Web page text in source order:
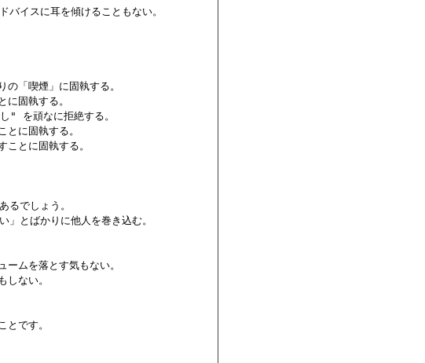
イスに耳を傾けることもない。
「喫煙」に固執する。
固執する。
を頑なに拒絶する。
に固執する。
とに固執する。
でしょう。
とばかりに他人を巻き込む。
ムを落とす気もない。
ない。
です。